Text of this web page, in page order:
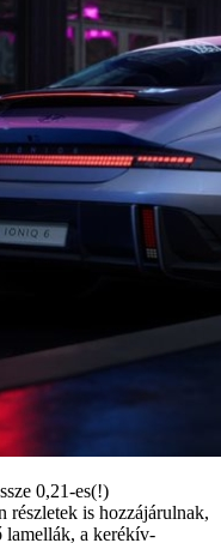
0,21-es(!)
részletek is hozzájárulnak,
lamellák, a kerékív-